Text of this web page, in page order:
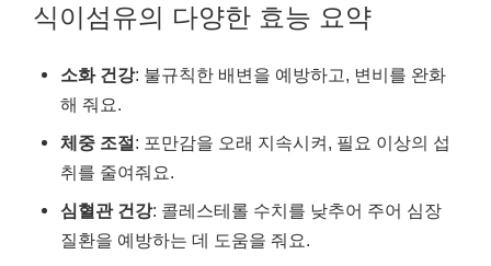
식이섬유의 다양한 효능 요약
소화 건강: 불규칙한 배변을 예방하고, 변비를 완화
해 줘요.
체중 조절: 포만감을 오래 지속시켜, 필요 이상의 섭
취를 줄여줘요.
심혈관 건강: 콜레스테롤 수치를 낮추어 주어 심장
질환을 예방하는 데 도움을 줘요.